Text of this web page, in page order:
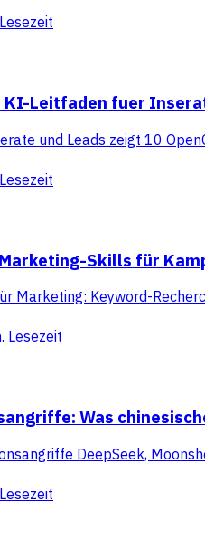
Leitfaden fuer
und Leads zeigt 10
Skills für
Marketing: Keyword-
Lesezeit
Was
DeepSeek,